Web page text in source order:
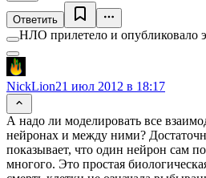
Ответить
НЛО прилетело и опубликовало
NickLion21 июл 2012 в 18:17
А надо ли моделировать все
нейронах и между ними?
показывает, что один нейрон сам по
многого. Это простая